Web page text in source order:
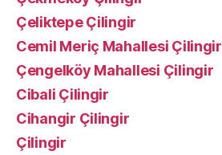
Çeliktepe Çilingir
Cemil Meriç Mahallesi Çilingir
Çengelköy Mahallesi Çilingir
Cibali Çilingir
Cihangir Çilingir
Çilingir